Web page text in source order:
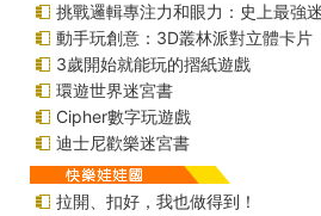
挑戰邏輯專注力和眼力：史上最強
動手玩創意：3D叢林派對立體卡片
3歲開始就能玩的摺紙遊戲
環遊世界迷宮書
Cipher數字玩遊戲
迪士尼歡樂迷宮書
拉開、扣好，我也做得到！